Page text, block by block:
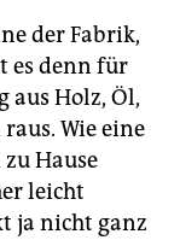
der Fabrik,
es denn für
aus Holz, Öl,
Wie eine
Hause
leicht
ja nicht ganz